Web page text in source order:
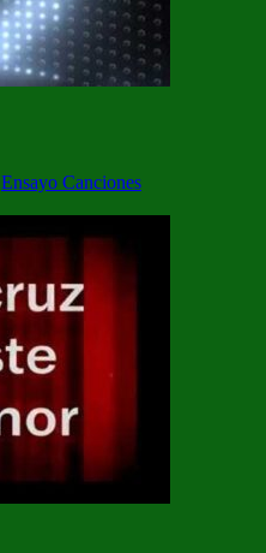
Ensayo Canciones